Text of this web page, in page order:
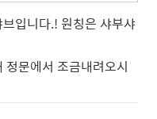
입니다.! 원칭은 샤부샤
문에서 조금내려오시